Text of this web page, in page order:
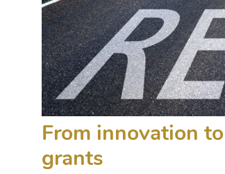
From innovation
grants